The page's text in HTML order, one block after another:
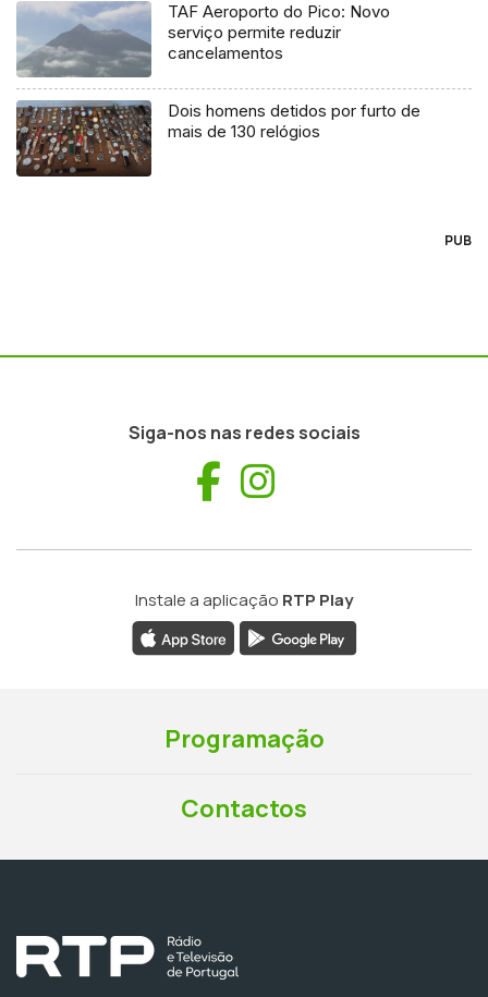
TAF Aeroporto do Pico: Novo
serviço permite reduzir
cancelamentos
Dois homens detidos por furto de
mais de 130 relógios
PUB
Siga-nos nas redes sociais
Facebook
Instale a aplicação RTP Play
Programação
Contactos